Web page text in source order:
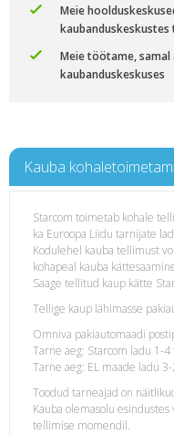
Meie
Meie töötame, samal
kaubanduskeskuses
Kauba
Starcom toimetab kohale
ka Euroopa Liidu tarnijate
Kodulehel kauba tellimust
kohapeal kauba
Saage tellitud kaup kätte
Tellige kaup lähimasse
Omniva pakiautomaadi
Tarne aeg: Starcom ladu 1-4
Tarne aeg: EL maade ladu
Toodud tarneajad on
Kauba olemasolu
tellimise momendil.